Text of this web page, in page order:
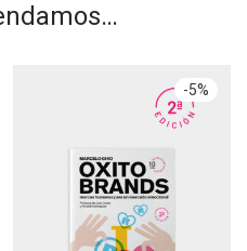
-5%